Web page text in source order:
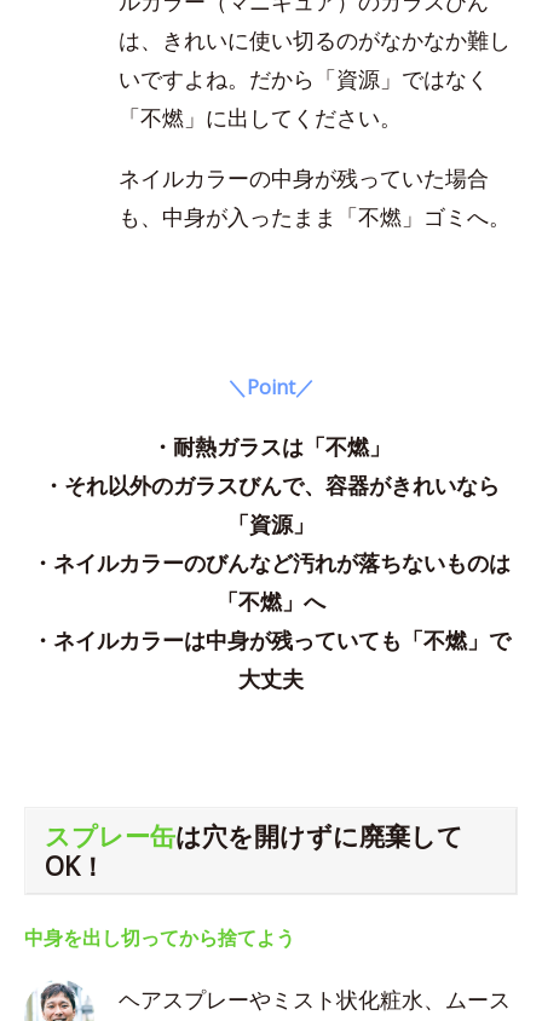
は、きれいに使い切るのがなかなか難し
いですよね。だから「資源」ではなく
「不燃」に出してください。
ネイルカラーの中身が残っていた場合
も、中身が入ったまま「不燃」ゴミへ。
＼Point／
・耐熱ガラスは「不燃」
・それ以外のガラスびんで、容器がきれいなら
「資源」
・ネイルカラーのびんなど汚れが落ちないものは
「不燃」へ
・ネイルカラーは中身が残っていても「不燃」で
大丈夫
スプレー缶は穴を開けずに廃棄して
OK！
中身を出し切ってから捨てよう
ヘアスプレーやミスト状化粧水、ムース